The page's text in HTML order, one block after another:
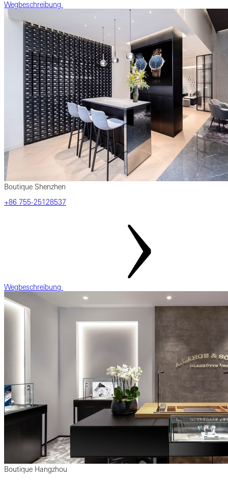
Wegbeschreibung
Boutique Shenzhen
‎+86 755-25128537
Wegbeschreibung
Boutique Hangzhou